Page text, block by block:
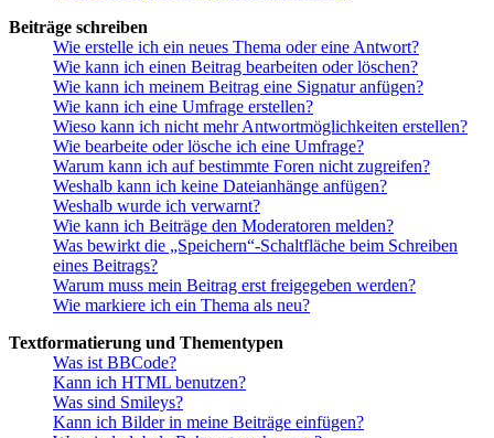
Beiträge schreiben
Wie erstelle ich ein neues Thema oder eine Antwort?
Wie kann ich einen Beitrag bearbeiten oder löschen?
Wie kann ich meinem Beitrag eine Signatur anfügen?
Wie kann ich eine Umfrage erstellen?
Wieso kann ich nicht mehr Antwortmöglichkeiten erstellen?
Wie bearbeite oder lösche ich eine Umfrage?
Warum kann ich auf bestimmte Foren nicht zugreifen?
Weshalb kann ich keine Dateianhänge anfügen?
Weshalb wurde ich verwarnt?
Wie kann ich Beiträge den Moderatoren melden?
Was bewirkt die „Speichern“-Schaltfläche beim Schreiben
eines Beitrags?
Warum muss mein Beitrag erst freigegeben werden?
Wie markiere ich ein Thema als neu?
Textformatierung und Thementypen
Was ist BBCode?
Kann ich HTML benutzen?
Was sind Smileys?
Kann ich Bilder in meine Beiträge einfügen?